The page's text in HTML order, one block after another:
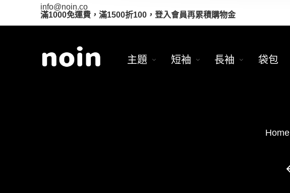
info@noin.co
滿1000免運費，滿1500折100，登入會員再累積購物金
主題 短袖 長袖 袋包
Home